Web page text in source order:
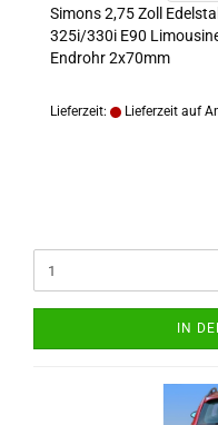
Simons 2,75 Zoll
325i/330i E90
Endrohr 2x70mm
Lieferzeit: Lieferzeit auf
IN